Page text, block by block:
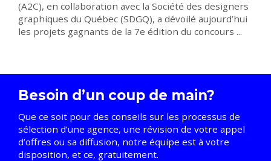
(A2C), en collaboration avec la Société des designers
graphiques du Québec (SDGQ), a dévoilé aujourd’hui
les projets gagnants de la 7e édition du concours ...
Besoin d’un coup de main?
Que ce soit pour des conseils sur les processus de
sélection d’une agence, une révision de votre appel
d’offres ou sa diffusion, notre équipe est à votre
disposition, et ce, gratuitement.